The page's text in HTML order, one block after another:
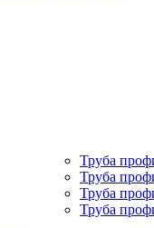
Труба
Труба
Труба
Труба